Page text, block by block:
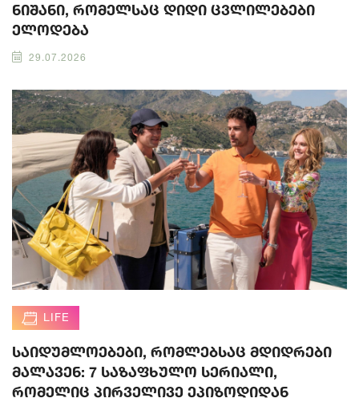
ნიშანი, რომელსაც დიდი ცვლილებები
ელოდება
29.07.2026
LIFE
საიდუმლოებები, რომლებსაც მდიდრები
მალავენ: 7 საზაფხულო სერიალი,
რომელიც პირველივე ეპიზოდიდან